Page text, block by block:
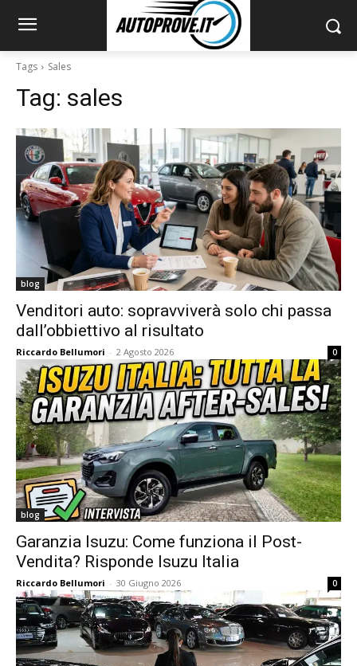
Tags Sales
Tag: sales
blog
Venditori auto: sopravviverà solo chi passa
dall’obbiettivo al risultato
Riccardo Bellumori - 2 Agosto 2026 0
blog
Garanzia Isuzu: Come funziona il Post-
Vendita? Risponde Isuzu Italia
Riccardo Bellumori - 30 Giugno 2026 0